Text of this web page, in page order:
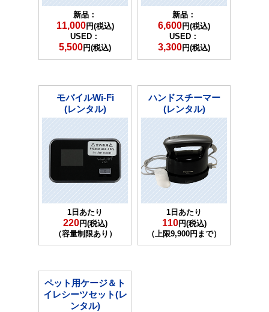
新品：
11,000円(税込)
USED：
5,500円(税込)
新品：
6,600円(税込)
USED：
3,300円(税込)
モバイルWi-Fi
(レンタル)
1日あたり
220円(税込)
（容量制限あり）
ハンドスチーマー
(レンタル)
1日あたり
110円(税込)
（上限9,900円まで）
ペット用ケージ＆ト
イレシーツセット(レ
ンタル)